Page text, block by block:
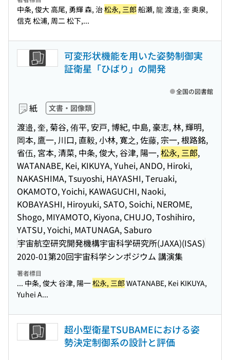
中条, 俊大 高尾, 勇輝 森, 治松永, 三郎船瀬, 龍 渡邉, 奎 奥泉,
信克 松浦, 周二 松下,...
可変形状機能を用いた姿勢制御実
証衛星「ひばり」の開発
紙 文書・図像類
渡邉, 奎, 菊谷, 侑平, 安戸, 博紀, 中島, 豪志, 林, 輝明,
岡本, 鷹一, 川口, 直毅, 小林, 寛之, 佐藤, 宗一, 根路銘,
省伍, 宮本, 清菜, 中条, 俊大, 谷津, 陽一,松永, 三郎,
WATANABE, Kei, KIKUYA, Yuhei, ANDO, Hiroki,
NAKASHIMA, Tsuyoshi, HAYASHI, Teruaki,
OKAMOTO, Yoichi, KAWAGUCHI, Naoki,
KOBAYASHI, Hiroyuki, SATO, Soichi, NEROME,
Shogo, MIYAMOTO, Kiyona, CHUJO, Toshihiro,
YATSU, Yoichi, MATUNAGA, Saburo
宇宙航空研究開発機構宇宙科学研究所(JAXA)(ISAS)
2020-01第20回宇宙科学シンポジウム 講演集
全国の図書館
著者標目
... 中条, 俊大 谷津, 陽一松永, 三郎WATANABE, Kei KIKUYA,
Yuhei A...
超小型衛星TSUBAMEにおける姿
勢決定制御系の設計と評価